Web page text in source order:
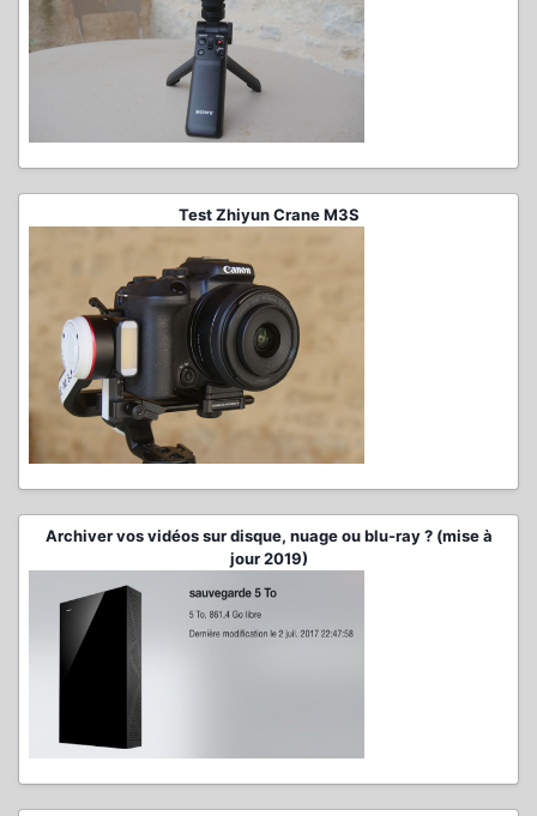
Test Zhiyun Crane M3S
Archiver vos vidéos sur disque, nuage ou blu-ray ? (mise à
jour 2019)